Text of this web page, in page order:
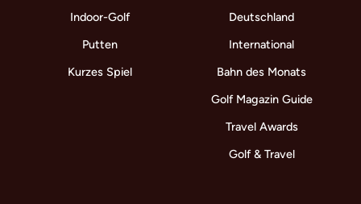
Indoor-Golf
Putten
Kurzes Spiel
Deutschland
International
Bahn des Monats
Golf Magazin Guide
Travel Awards
Golf & Travel